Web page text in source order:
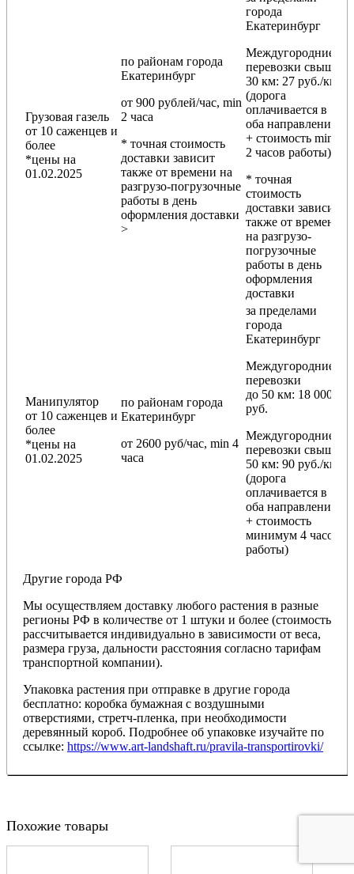
Грузовая газель
от 10 саженцев и
более
*цены на
01.02.2025
по районам города
Екатеринбург
от 900 рублей/час, min
2 часа
* точная стоимость
доставки зависит
также от времени на
разгрузо-погрузочные
работы в день
оформления доставки
>
города
Екатеринбург
Междугородние
перевозки свыше
30 км: 27 руб./км
(дорога
оплачивается в
оба направления
+ стоимость min
2 часов работы)
* точная
стоимость
доставки зависит
также от времени
на разгрузо-
погрузочные
работы в день
оформления
доставки
Манипулятор
от 10 саженцев и
более
*цены на
01.02.2025
по районам города
Екатеринбург
от 2600 руб/час, min 4
часа
за пределами
города
Екатеринбург
Междугородние
перевозки
до 50 км: 18 000
руб.
Междугородние
перевозки свыше
50 км: 90 руб./км
(дорога
оплачивается в
оба направления
+ стоимость
минимум 4 часов
работы)
Другие города РФ
Мы осуществляем доставку любого растения в разные
регионы РФ в количестве от 1 штуки и более (стоимость
рассчитывается индивидуально в зависимости от веса,
размера груза, дальности расстояния согласно тарифам
транспортной компании).
Упаковка растения при отправке в другие города
бесплатно: коробка бумажная с воздушными
отверстиями, стретч-пленка, при необходимости
деревянный короб. Подробнее об упаковке изучайте по
ссылке: https://www.art-landshaft.ru/pravila-transportirovki/
Похожие товары